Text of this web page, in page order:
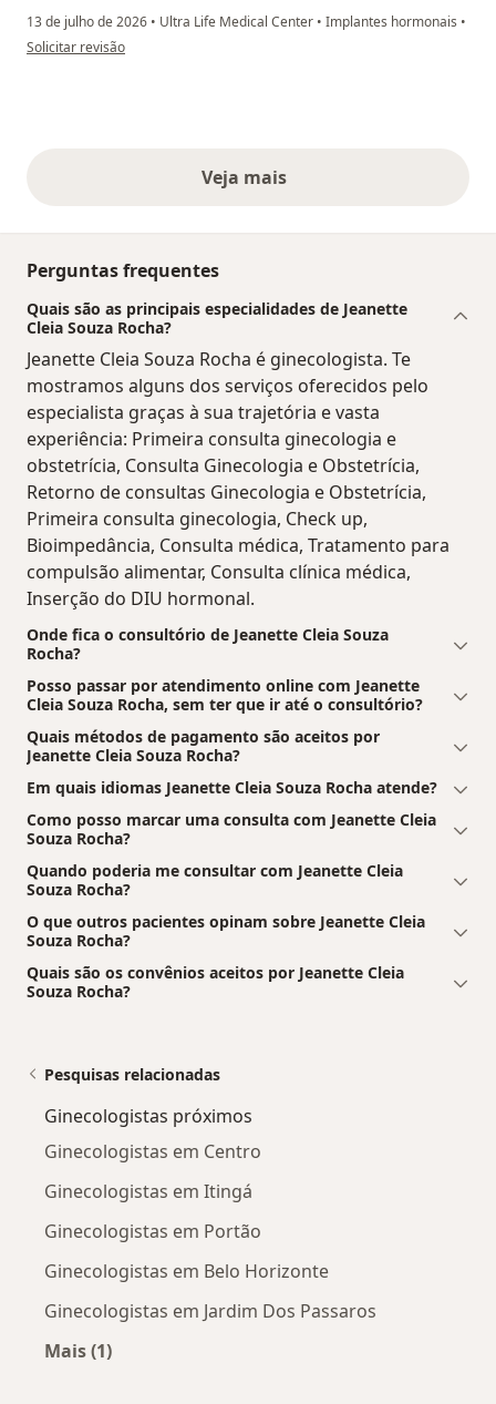
13 de julho de 2026 • Ultra Life Medical Center • Implantes hormonais •
na opinião do utilizador Maria Emília
Solicitar revisão
Veja maisopiniões acima
Perguntas frequentes
Quais são as principais especialidades de Jeanette
Cleia Souza Rocha?
Jeanette Cleia Souza Rocha é ginecologista. Te
mostramos alguns dos serviços oferecidos pelo
especialista graças à sua trajetória e vasta
experiência: Primeira consulta ginecologia e
obstetrícia, Consulta Ginecologia e Obstetrícia,
Retorno de consultas Ginecologia e Obstetrícia,
Primeira consulta ginecologia, Check up,
Bioimpedância, Consulta médica, Tratamento para
compulsão alimentar, Consulta clínica médica,
Inserção do DIU hormonal.
Onde fica o consultório de Jeanette Cleia Souza
Rocha?
Posso passar por atendimento online com Jeanette
Cleia Souza Rocha, sem ter que ir até o consultório?
Quais métodos de pagamento são aceitos por
Jeanette Cleia Souza Rocha?
Em quais idiomas Jeanette Cleia Souza Rocha atende?
Como posso marcar uma consulta com Jeanette Cleia
Souza Rocha?
Quando poderia me consultar com Jeanette Cleia
Souza Rocha?
O que outros pacientes opinam sobre Jeanette Cleia
Souza Rocha?
Quais são os convênios aceitos por Jeanette Cleia
Souza Rocha?
Pesquisas relacionadas
Ginecologistas próximos
Ginecologistas em Centro
Ginecologistas em Itingá
Ginecologistas em Portão
Ginecologistas em Belo Horizonte
Ginecologistas em Jardim Dos Passaros
Mais (1)